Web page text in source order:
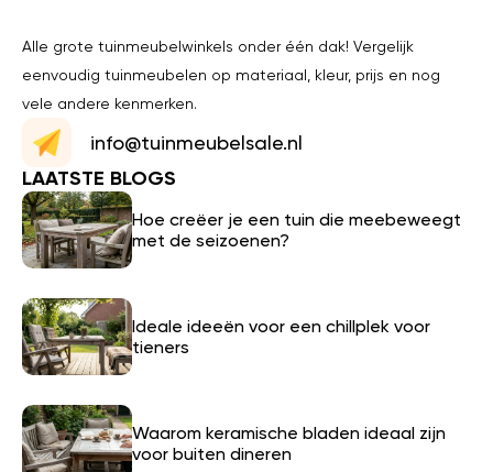
Alle grote tuinmeubelwinkels onder één dak! Vergelijk
eenvoudig tuinmeubelen op materiaal, kleur, prijs en nog
vele andere kenmerken.
info@tuinmeubelsale.nl
LAATSTE BLOGS
Hoe creëer je een tuin die meebeweegt
met de seizoenen?
Ideale ideeën voor een chillplek voor
tieners
Waarom keramische bladen ideaal zijn
voor buiten dineren